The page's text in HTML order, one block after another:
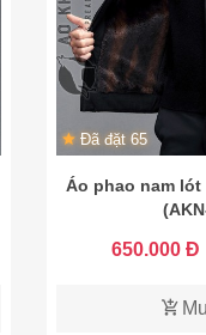
Đã đặt 65
Áo phao nam
650.000 Đ